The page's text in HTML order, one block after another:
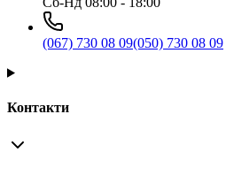
(067) 730 08 09(050) 730 08 09
Контакти